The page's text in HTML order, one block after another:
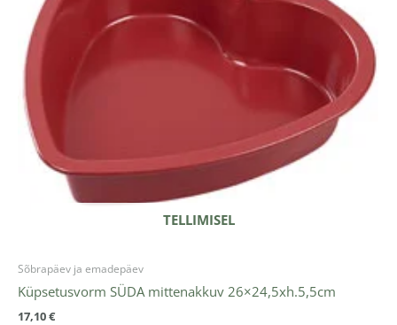
TELLIMISEL
Sõbrapäev ja emadepäev
Küpsetusvorm SÜDA mittenakkuv 26×24,5xh.5,5cm
17,10€